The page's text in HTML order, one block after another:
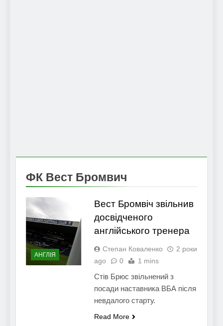
ФК Вест Бромвич
АНГЛІЯ
Вест Бромвіч звільнив
досвідченого
англійського тренера
Степан Коваленко
2 роки
ago
0 1 mins
Стів Брюс звільнений з
посади наставника ВБА після
невдалого старту.
Read More